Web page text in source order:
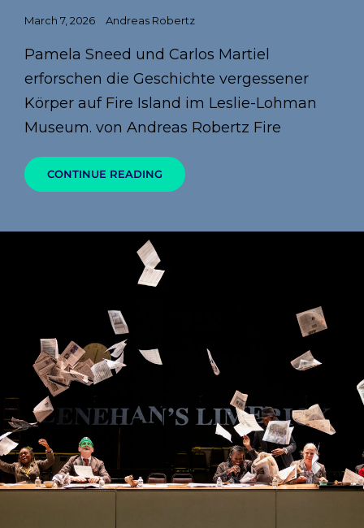
Posted
March 7, 2026 Andreas Robertz
Pamela Sneed und Carlos Martiel
erforschen die Geschichte vergessener
Körper auf Fire Island im Leslie-Lohman
Museum. von Andreas Robertz Fire
CONTINUE READING DAS
HEILIGE